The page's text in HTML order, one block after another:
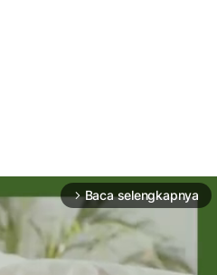
arrow_forward_ios Baca selengkapnya